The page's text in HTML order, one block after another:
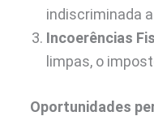
indiscriminada
Incoerências
limpas, o
Oportunidades